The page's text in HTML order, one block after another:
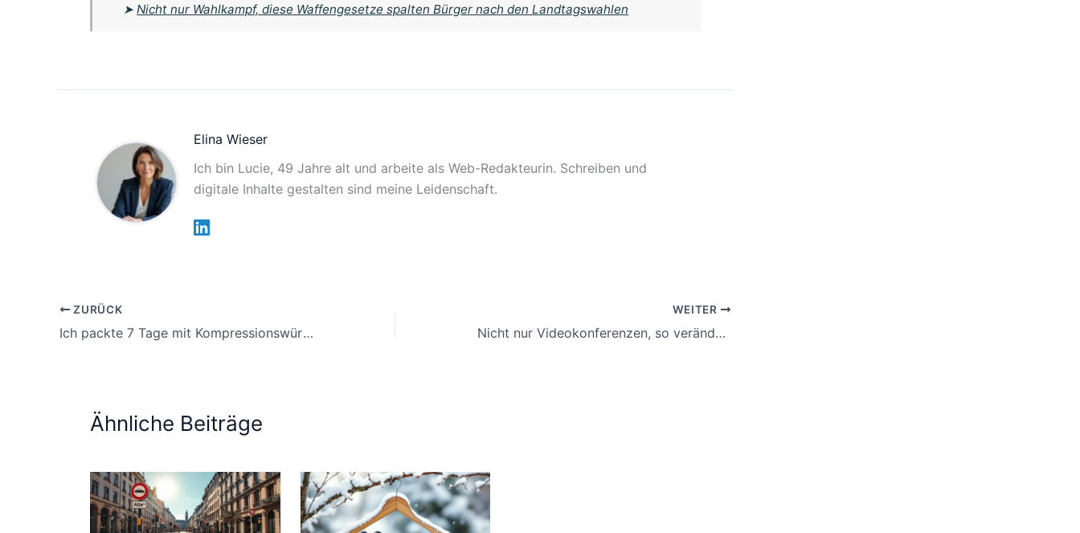
➤Nicht nur Wahlkampf, diese Waffengesetze spalten Bürger nach den Landtagswahlen
Elina Wieser
Ich bin Lucie, 49 Jahre alt und arbeite als Web-Redakteurin. Schreiben und
digitale Inhalte gestalten sind meine Leidenschaft.
ZURÜCK
Ich packte 7 Tage mit Kompressionswürfeln, mein Handgepäck war perfekt organisiert
WEITER
Nicht nur Videokonferenzen, so verändert KI das Homeoffice komplett
Ähnliche Beiträge